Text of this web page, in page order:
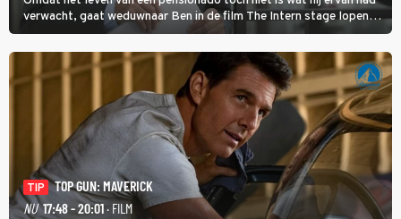
verwacht, gaat weduwnaar Ben in de film The Intern stage lopen
bij de hippe webwinkel van Jules, wat een gouden zet blijkt te zijn.
TIP
TOP GUN: MAVERICK
NU 17:48 - 20:01· FILM